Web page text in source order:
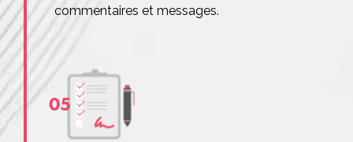
commentaires et messages.
05